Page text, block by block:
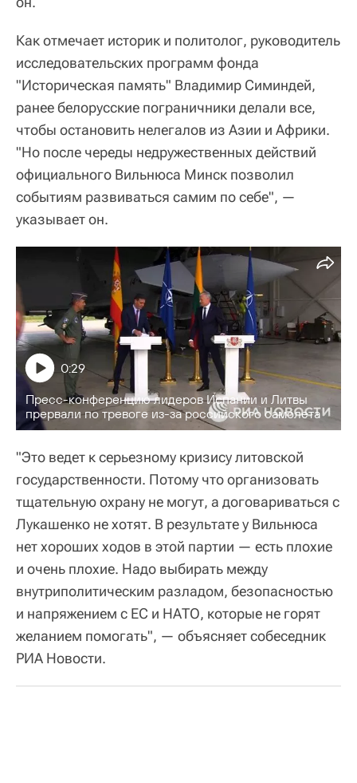
Как отмечает историк и политолог, руководитель
исследовательских программ фонда
"Историческая память" Владимир Симиндей,
ранее белорусские пограничники делали все,
чтобы остановить нелегалов из Азии и Африки.
"Но после череды недружественных действий
официального Вильнюса Минск позволил
событиям развиваться самим по себе", —
указывает он.
Пресс-конференцию лидеров Испании и Литвы
прервали по тревоге из-за российского самолета
0:29
"Это ведет к серьезному кризису литовской
государственности. Потому что организовать
тщательную охрану не могут, а договариваться с
Лукашенко не хотят. В результате у Вильнюса
нет хороших ходов в этой партии — есть плохие
и очень плохие. Надо выбирать между
внутриполитическим разладом, безопасностью
и напряжением с ЕС и НАТО, которые не горят
желанием помогать", — объясняет собеседник
РИА Новости.